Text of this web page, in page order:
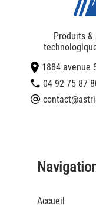
Produits
1884 avenue
04 92 75 87
Accueil